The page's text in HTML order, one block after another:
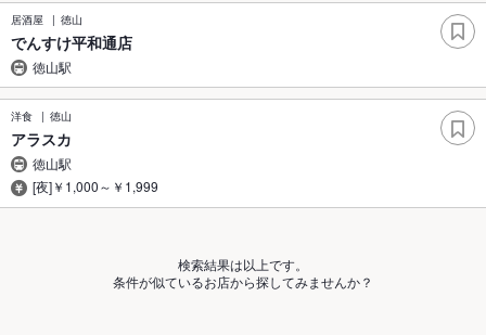
居酒屋 徳山
でんすけ平和通店
徳山駅
洋食 徳山
アラスカ
徳山駅
[夜]￥1,000～￥1,999
検索結果は以上です。
条件が似ているお店から探してみませんか？